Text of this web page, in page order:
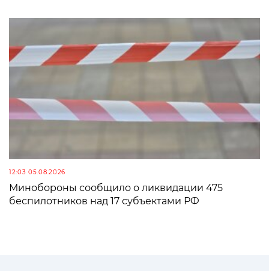
12:03 05.08.2026
Минобороны сообщило о ликвидации 475
беспилотников над 17 субъектами РФ